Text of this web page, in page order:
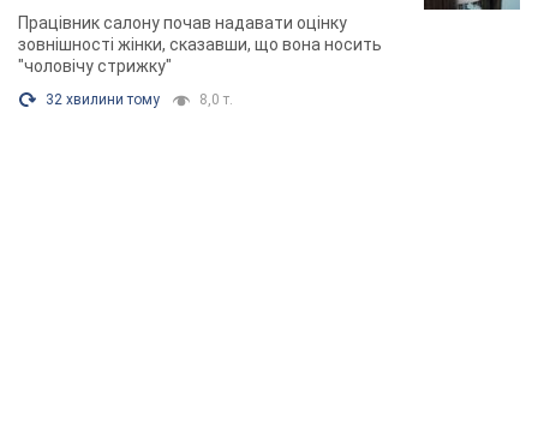
розгорівся скандал. Фото
Працівник салону почав надавати оцінку
зовнішності жінки, сказавши, що вона носить
"чоловічу стрижку"
32 хвилини тому 8,0 т.